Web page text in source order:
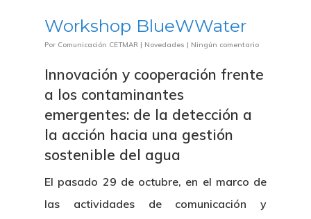
Workshop BlueWWater
Por Comunicación CETMAR | Novedades | Ningún comentario
Innovación y cooperación frente
a los contaminantes
emergentes: de la detección a
la acción hacia una gestión
sostenible del agua
El pasado 29 de octubre, en el marco de
las actividades de comunicación y